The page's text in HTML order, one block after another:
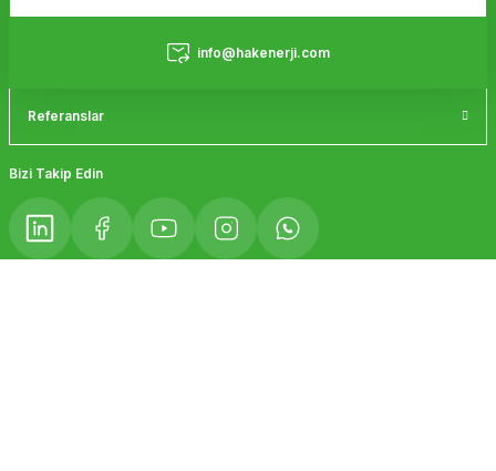
Bu ürüne benzer farklı alternatifler olmalı.
info@hakenerji.com
Referanslar
Bizi Takip Edin